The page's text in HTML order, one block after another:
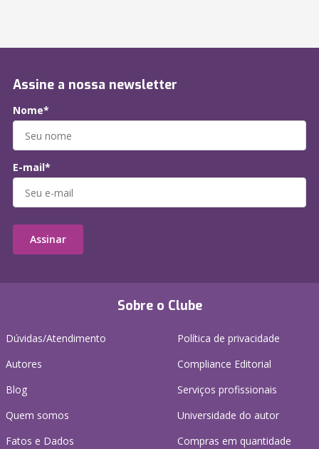
Sobre o Clube
Dúvidas/Atendimento
Autores
Blog
Quem somos
Fatos e Dados
Política de privacidade
Compliance Editorial
Serviços profissionais
Universidade do autor
Compras em quantidade
Assine a nossa newsletter
Nome*
E-mail*
Assinar